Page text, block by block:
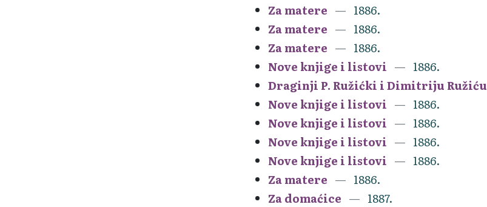
Za matere
1886.
Za matere
1886.
Za matere
1886.
Nove knjige i listovi
1886.
Draginji P. Ružićki i Dimitriju Ružiću
Nove knjige i listovi
1886.
Nove knjige i listovi
1886.
Nove knjige i listovi
1886.
Nove knjige i listovi
1886.
Za matere
1886.
Za domaćice
1887.